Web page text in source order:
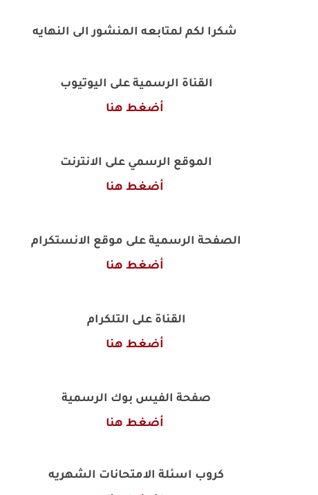
شكرا لكم لمتابعه المنشور الى النهايه
القناة الرسمية على اليوتيوب
أضغط هنا
الموقع الرسمي على الانترنت
أضغط هنا
الصفحة الرسمية على موقع الانستكرام
أضغط هنا
القناة على التلكرام
أضغط هنا
صفحة الفيس بوك الرسمية
أضغط هنا
كروب اسئلة الامتحانات الشهريه